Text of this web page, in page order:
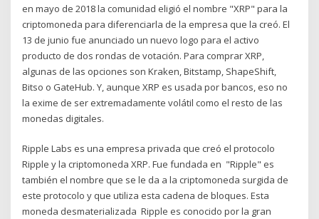
en mayo de 2018 la comunidad eligió el nombre "XRP" para la
criptomoneda para diferenciarla de la empresa que la creó. El
13 de junio fue anunciado un nuevo logo para el activo
producto de dos rondas de votación. Para comprar XRP,
algunas de las opciones son Kraken, Bitstamp, ShapeShift,
Bitso o GateHub. Y, aunque XRP es usada por bancos, eso no
la exime de ser extremadamente volátil como el resto de las
monedas digitales.
Ripple Labs es una empresa privada que creó el protocolo
Ripple y la criptomoneda XRP. Fue fundada en "Ripple" es
también el nombre que se le da a la criptomoneda surgida de
este protocolo y que utiliza esta cadena de bloques. Esta
moneda desmaterializada Ripple es conocido por la gran